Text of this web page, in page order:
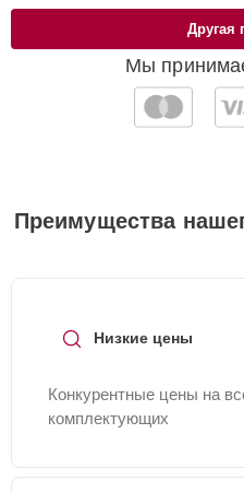
Мы
Другая
Преимущества
Низкие цены
Конкурентные цены на
комплектующих